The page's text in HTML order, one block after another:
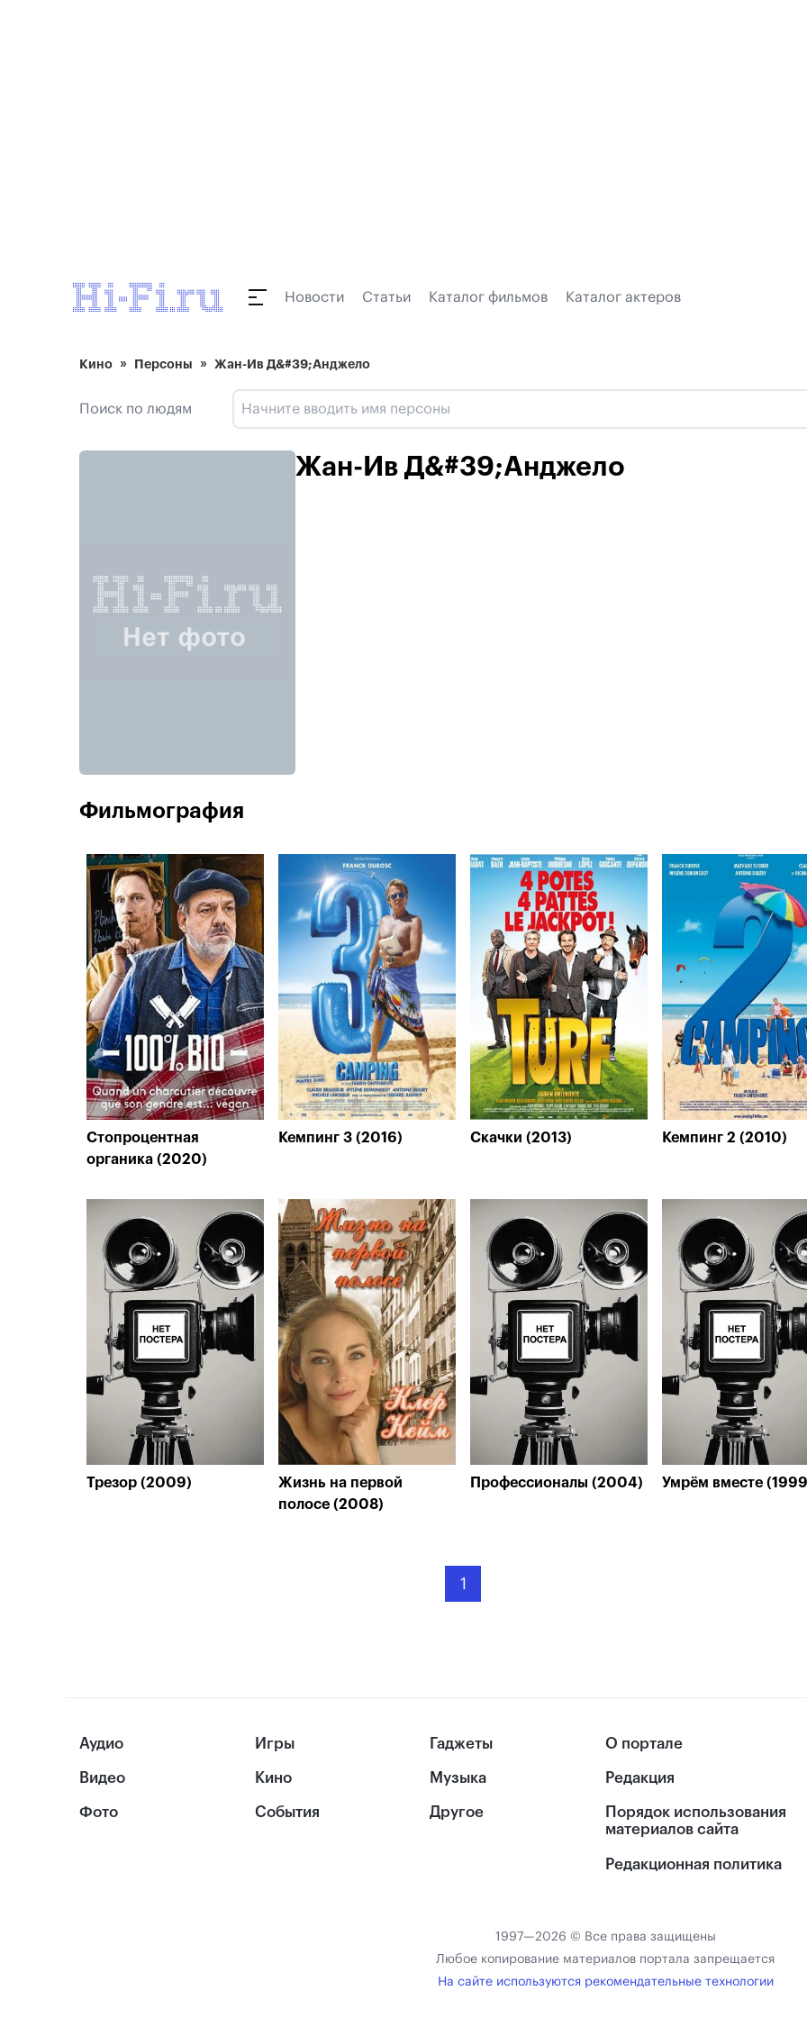
Новости Статьи Каталог фильмов Каталог актеров
Кино Персоны Жан-Ив Д&#39;Анджело
Поиск по людям
Жан-Ив Д&#39;Анджело
Фильмография
Стопроцентная
органика (2020)
Кемпинг 3 (2016) Скачки (2013) Кемпинг 2 (2010)
Трезор (2009)
Жизнь на первой
полосе (2008)
Профессионалы (2004) Умрём вместе
1
Аудио
Видео
Фото
Игры
Кино
События
Гаджеты
Музыка
Другое
О портале
Редакция
Порядок использования
материалов сайта
Редакционная политика
1997—2026 © Все права защищены
Любое копирование материалов портала запрещается
На сайте используются рекомендательные технологии